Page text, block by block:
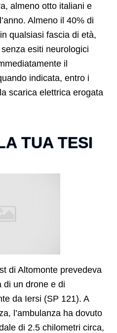
almeno otto italiani e
Almeno il 40% di
qualsiasi fascia di età,
esiti neurologici
il
indicata, entro i
scarica elettrica erogata
TUA TESI
di Altomonte prevedeva
di un drone e di
da Iersi (SP 121). A
l’ambulanza ha dovuto
di 2.5 chilometri circa,